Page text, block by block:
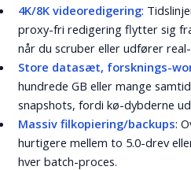
4K/8K videoredigering:
proxy-fri redigering flytter sig
når du scruber eller udfører
Store datasæt, forsknings-
hundrede GB eller mange
snapshots, fordi kø-dybderne
Massiv filkopiering/backups:
hurtigere mellem to 5.0-drev
hver batch-proces.